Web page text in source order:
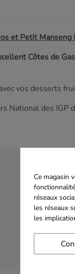
et Petit
Côtes de
vos desserts
National des
Ce magasin
réseaux
les réseaux
les